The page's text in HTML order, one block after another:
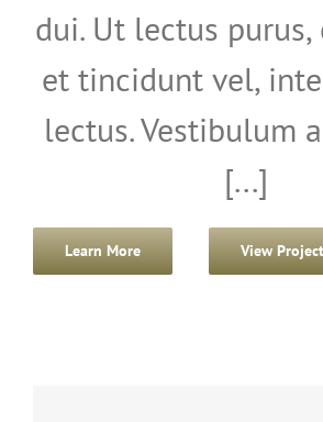
dui. Ut lectus purus,
et tincidunt vel,
lectus. Vestibulum
[...]
Learn More View Project